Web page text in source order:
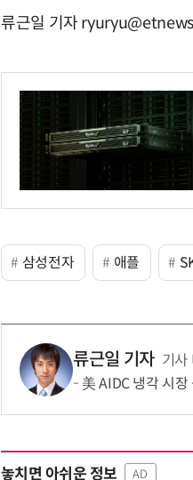
류근일 기자
삼성전자 애플
류근일 기자 기사
美 AIDC 냉각 시
놓치면 아쉬운 정보 AD